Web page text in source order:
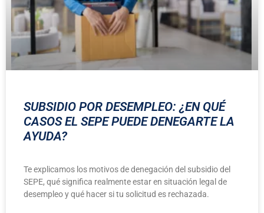
SUBSIDIO POR DESEMPLEO: ¿EN QUÉ
CASOS EL SEPE PUEDE DENEGARTE LA
AYUDA?
Te explicamos los motivos de denegación del subsidio del
SEPE, qué significa realmente estar en situación legal de
desempleo y qué hacer si tu solicitud es rechazada.